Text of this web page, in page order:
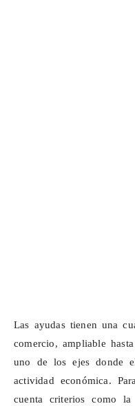
Las ayudas tienen una
comercio, ampliable
uno de los ejes donde
actividad económica.
cuenta criterios como